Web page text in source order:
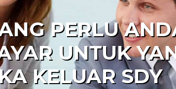
PERLU
UNTUK
KELUAR SDY